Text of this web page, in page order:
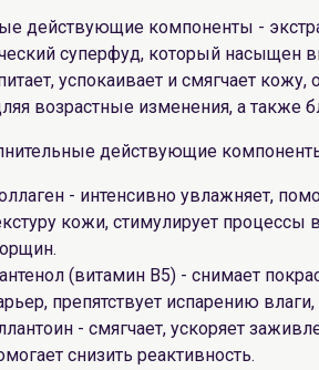
действующие компоненты -
суперфуд, который насыщен
успокаивает и смягчает
возрастные изменения, а также
действующие
- интенсивно увлажняет,
кожи, стимулирует процессы
(витамин B5) - снимает
препятствует испарению
- смягчает, ускоряет
снизить реактивность.